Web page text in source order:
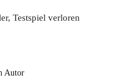
Testspiel verloren
Autor